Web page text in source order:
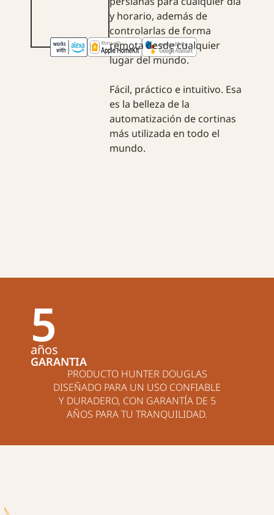
y horario, además de
controlarlas de forma
remota desde cualquier
lugar del mundo.
Fácil, práctico e intuitivo. Esa
es la belleza de la
automatización de cortinas
más utilizada en todo el
mundo.
5
años
GARANTIA
PRODUCTO HUNTER DOUGLAS
DISEÑADO PARA UN USO CONFIABLE
Y DURADERO, CON GARANTÍA DE 5
AÑOS PARA TU TRANQUILIDAD.